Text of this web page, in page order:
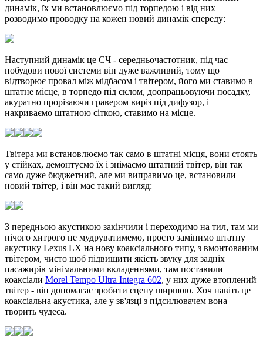
динамік, їх ми встановлюємо під торпедою і від них
розводимо проводку на кожен новий динамік спереду:
Наступний динамік це СЧ - середньочастотник, під час
побудови нової системи він дуже важливий, тому що
відтворює провал між мідбасом і твітером, його ми ставимо в
штатне місце, в торпедо під склом, доопрацьовуючи посадку,
акуратно прорізаючи гравером виріз під дифузор, і
накриваємо штатною сіткою, ставимо на місце.
Твітера ми встановлюємо так само в штатні місця, вони стоять
у стійках, демонтуємо їх і знімаємо штатний твітер, він так
само дуже бюджетний, але ми виправимо це, встановили
новий твітер, і він має такий вигляд:
З передньою акустикою закінчили і переходимо на тил, там ми
нічого хитрого не мудруватимемо, просто замінимо штатну
акустику Lexus LX на нову коаксіального типу, з вмонтованим
твітером, чисто щоб підвищити якість звуку для задніх
пасажирів мінімальними вкладеннями, там поставили
коаксіали Morel Tempo Ultra Integra 602, у них дуже втоплений
твітер - він допомагає зробити сцену ширшою. Хоч навіть це
коаксіальна акустика, але у зв'язці з підсилювачем вона
творить чудеса.